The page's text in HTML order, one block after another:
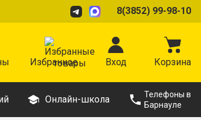
8(3852) 99-98-10
Избранное Вход Корзина
Онлайн-школа
Телефоны в
Барнауле